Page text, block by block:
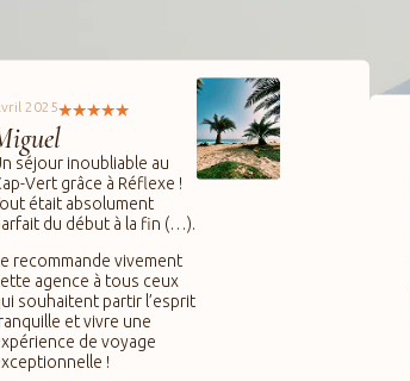
2025
séjour inoubliable au
Vert grâce à Réflexe !
était absolument
du début à la fin (…).
recommande vivement
agence à tous ceux
souhaitent partir l’esprit
et vivre une
de voyage
!